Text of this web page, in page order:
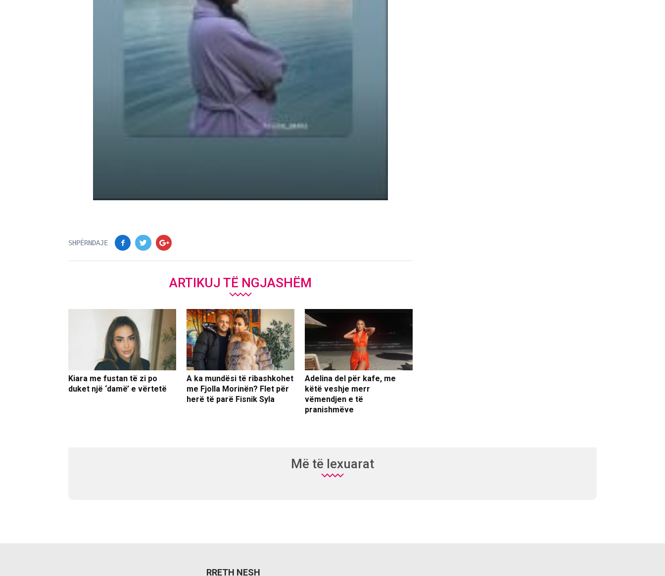
SHPËRNDAJE
ARTIKUJ TË NGJASHËM
Kiara me fustan të zi po
duket një ‘damë’ e vërtetë
A ka mundësi të ribashkohet
me Fjolla Morinën? Flet për
herë të parë Fisnik Syla
Adelina del për kafe, me
këtë veshje merr
vëmendjen e të
pranishmëve
Më të lexuarat
RRETH NESH